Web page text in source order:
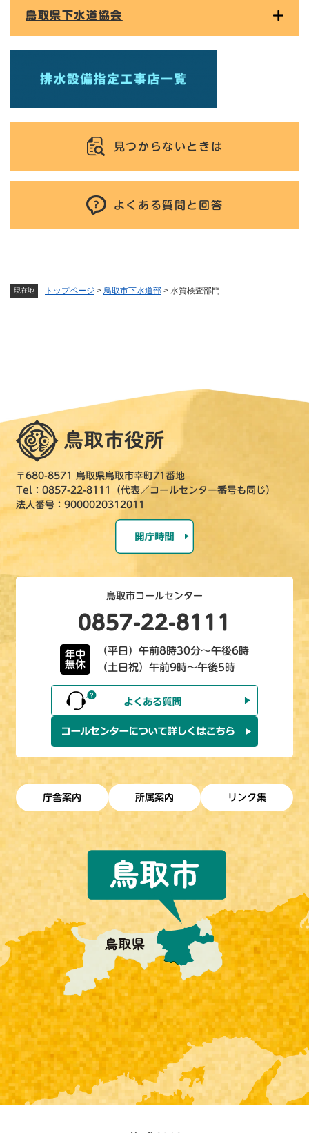
現在地 トップページ > 鳥取市下水道部 > 水質検査部門
鳥取県下水道協会
見つからないときは
よくある質問と回答
〒680-8571 鳥取県鳥取市幸町71番地
Tel：0857-22-8111（代表／コールセンター番号も同じ）
法人番号：9000020312011
鳥取市コールセンター
0857-22-8111
年中
無休
（平日）午前8時30分～午後6時
（土日祝）午前9時～午後5時
庁舎案内 所属案内 リンク集